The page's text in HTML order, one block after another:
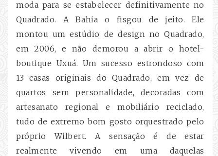
moda para se estabelecer definitivamente no
Quadrado. A Bahia o fisgou de jeito. Ele
montou um estúdio de design no Quadrado,
em 2006, e não demorou a abrir o hotel-
boutique Uxuá. Um sucesso estrondoso com
13 casas originais do Quadrado, em vez de
quartos sem personalidade, decoradas com
artesanato regional e mobiliário reciclado,
tudo de extremo bom gosto orquestrado pelo
próprio Wilbert. A sensação é de estar
realmente vivendo em uma daquelas